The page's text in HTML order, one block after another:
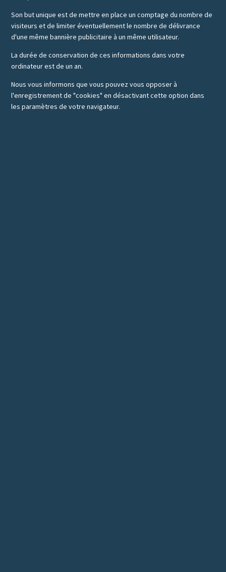
Son but unique est de mettre en place un comptage du nombre de
visiteurs et de limiter éventuellement le nombre de délivrance
d'une même bannière publicitaire à un même utilisateur.
La durée de conservation de ces informations dans votre
ordinateur est de un an.
Nous vous informons que vous pouvez vous opposer à
l'enregistrement de "cookies" en désactivant cette option dans
les paramètres de votre navigateur.